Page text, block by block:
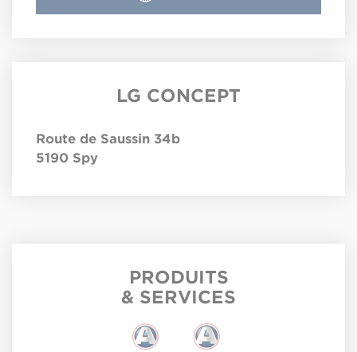
LG CONCEPT
Route de Saussin 34b
5190 Spy
PRODUITS
& SERVICES